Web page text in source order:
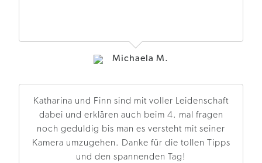
Michaela M.
Katharina und Finn sind mit voller Leidenschaft
dabei und erklären auch beim 4. mal fragen
noch geduldig bis man es versteht mit seiner
Kamera umzugehen. Danke für die tollen Tipps
und den spannenden Tag!